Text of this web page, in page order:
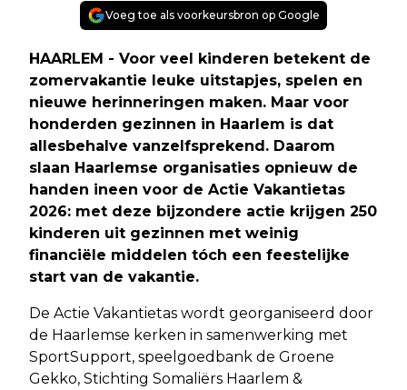
Voeg toe als voorkeursbron op Google
HAARLEM - Voor veel kinderen betekent de
zomervakantie leuke uitstapjes, spelen en
nieuwe herinneringen maken. Maar voor
honderden gezinnen in Haarlem is dat
allesbehalve vanzelfsprekend. Daarom
slaan Haarlemse organisaties opnieuw de
handen ineen voor de Actie Vakantietas
2026: met deze bijzondere actie krijgen 250
kinderen uit gezinnen met weinig
financiële middelen tóch een feestelijke
start van de vakantie.
De Actie Vakantietas wordt georganiseerd door
de Haarlemse kerken in samenwerking met
SportSupport, speelgoedbank de Groene
Gekko, Stichting Somaliërs Haarlem &